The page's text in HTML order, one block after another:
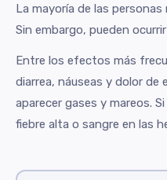
La mayoría de las
Sin embargo, pueden
Entre los efectos más
diarrea, náuseas y dolor de
aparecer gases y mareos.
fiebre alta o sangre en las